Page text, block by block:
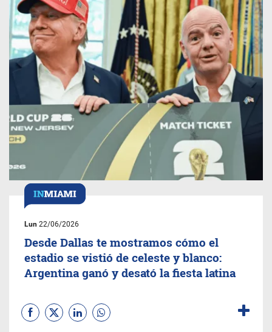
Lun 22/06/2026
Desde Dallas te mostramos cómo el
estadio se vistió de celeste y blanco:
Argentina ganó y desató la fiesta latina